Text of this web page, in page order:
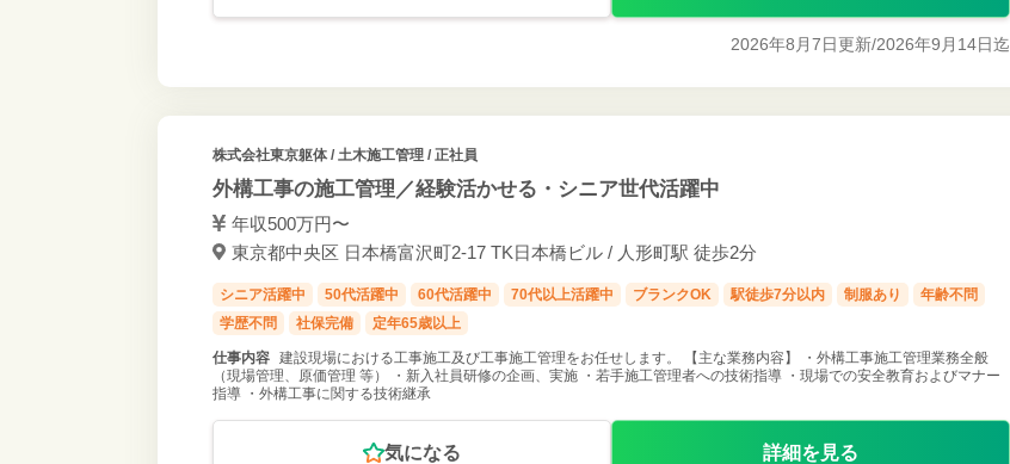
2026年8月7日更新/2026年9月14日迄
株式会社東京躯体/ 土木施工管理 / 正社員
外構工事の施工管理／経験活かせる・シニア世代活躍中
年収500万円〜
東京都中央区 日本橋富沢町2-17 TK日本橋ビル / 人形町駅 徒歩2分
シニア活躍中 50代活躍中 60代活躍中 70代以上活躍中 ブランクOK 駅徒歩7分以内 制服あり
年齢不問
学歴不問
社保完備 定年65歳以上
仕事内容
建設現場における工事施工及び工事施工管理をお任せします。 【主な業務内容】 ・外構工事施工管理業務全般
（現場管理、原価管理 等） ・新入社員研修の企画、実施 ・若手施工管理者への技術指導 ・現場での安全教育およびマナー
指導 ・外構工事に関する技術継承
気になる 詳細を見る